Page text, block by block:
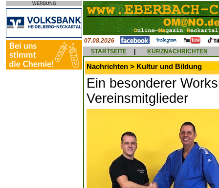
WERBUNG
07.08.2026
STARTSEITE
KURZNACHRICHTEN
Nachrichten > Kultur und Bildung
Ein besonderer
Vereinsmitglieder